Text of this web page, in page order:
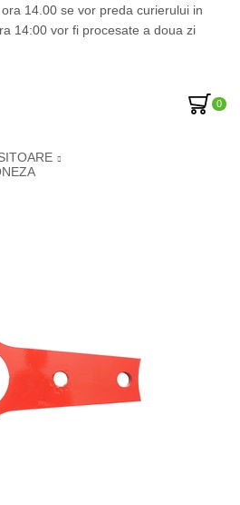
14.00 se vor preda curierului in
14:00 vor fi procesate a doua zi
0